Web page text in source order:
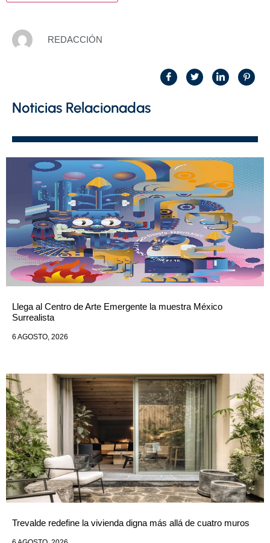
REDACCIÓN
Noticias Relacionadas
Llega al Centro de Arte Emergente la muestra México
Surrealista
6 AGOSTO, 2026
Trevalde redefine la vivienda digna más allá de cuatro muros